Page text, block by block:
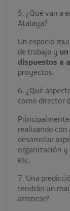
5. ¿Qué van a
Atalaya?
Un espacio
de trabajo y
dispuestos a
proyectos.
6. ¿Qué
como director
realizando
desarrollar
organización
etc.
7. Una
tendrán un
arrancar?